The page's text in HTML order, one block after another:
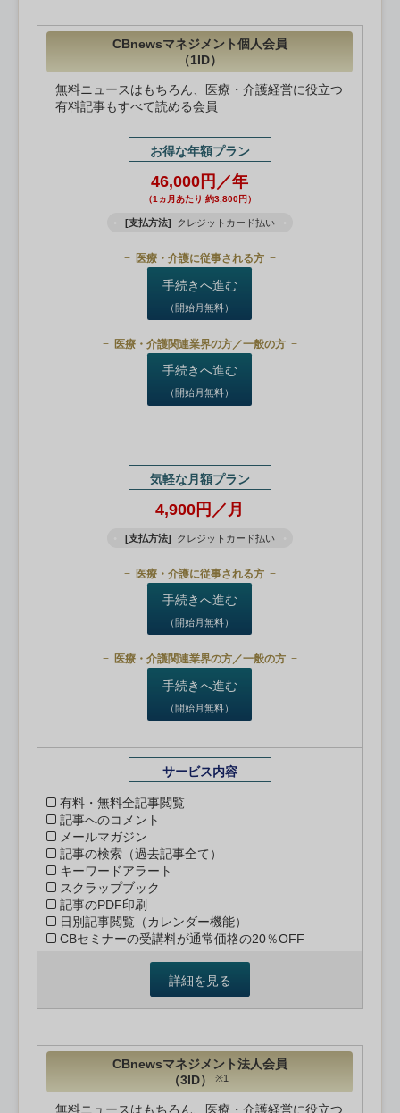
CBnewsマネジメント個人会員
（1ID）
無料ニュースはもちろん、医療・介護経営に役立つ
有料記事もすべて読める会員
お得な年額プラン
46,000円／年
（1ヵ月あたり 約3,800円）
[支払方法] クレジットカード払い
医療・介護に従事される方
手続きへ進む
（開始月無料）
医療・介護関連業界の方／一般の方
手続きへ進む
（開始月無料）
気軽な月額プラン
4,900円／月
[支払方法] クレジットカード払い
医療・介護に従事される方
手続きへ進む
（開始月無料）
医療・介護関連業界の方／一般の方
手続きへ進む
（開始月無料）
サービス内容
有料・無料全記事閲覧
記事へのコメント
メールマガジン
記事の検索（過去記事全て）
キーワードアラート
スクラップブック
記事のPDF印刷
日別記事閲覧（カレンダー機能）
CBセミナーの受講料が通常価格の20％OFF
詳細を見る
CBnewsマネジメント法人会員
（3ID）
※1
無料ニュースはもちろん、医療・介護経営に役立つ